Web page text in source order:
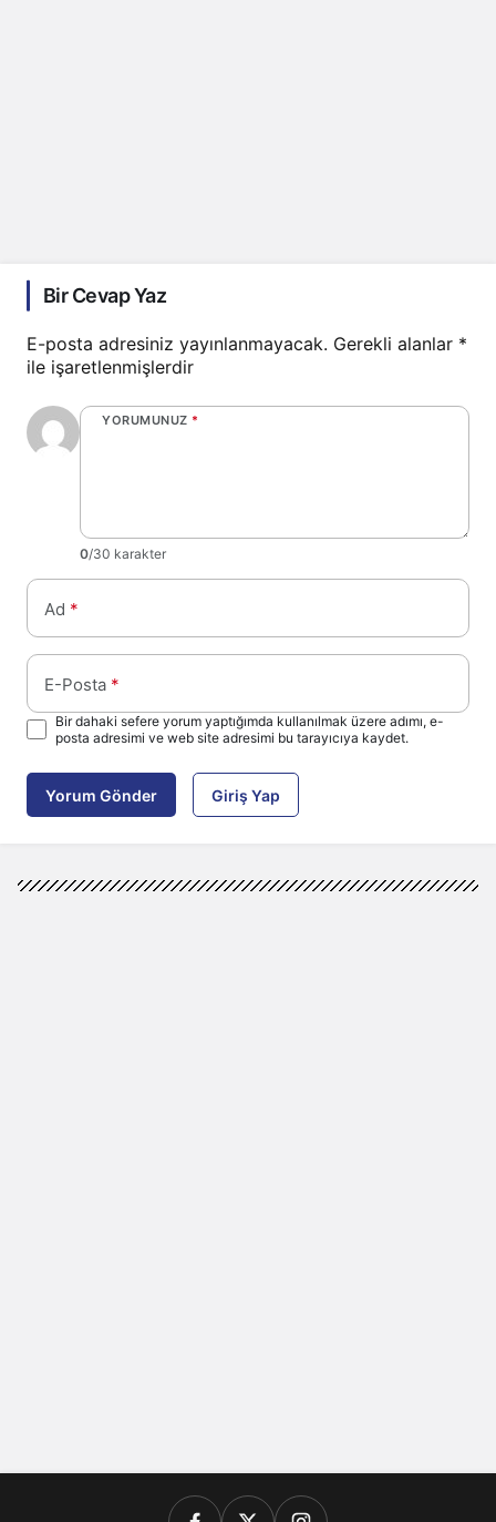
Bir Cevap Yaz
E-posta adresiniz yayınlanmayacak. Gerekli alanlar *
ile işaretlenmişlerdir
YORUMUNUZ *
0/30 karakter
Ad *
E-Posta *
Bir dahaki sefere yorum yaptığımda kullanılmak üzere adımı, e-
posta adresimi ve web site adresimi bu tarayıcıya kaydet.
Yorum Gönder Giriş Yap